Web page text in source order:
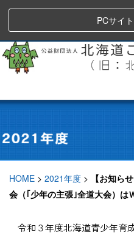
PCサイ
HOME > 2021年度 >
【お知ら
会（｢少年の主張｣全道大会）は
令和３年度北海道青少年育